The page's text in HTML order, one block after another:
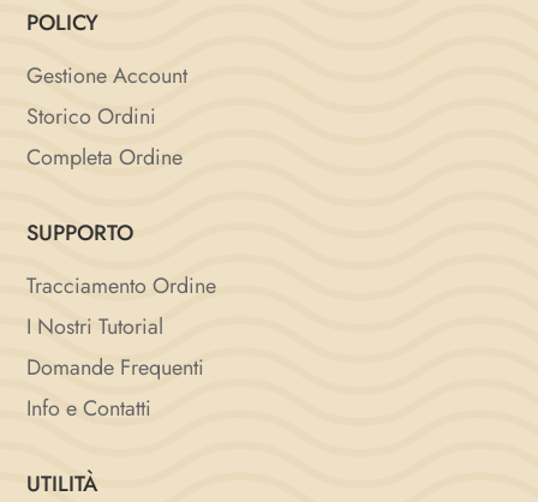
POLICY
Gestione Account
Storico Ordini
Completa Ordine
SUPPORTO
Tracciamento Ordine
I Nostri Tutorial
Domande Frequenti
Info e Contatti
UTILITÀ